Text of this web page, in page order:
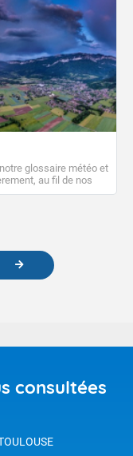
glossaire météo et
au fil de nos
liens utiles vers nos
consultées